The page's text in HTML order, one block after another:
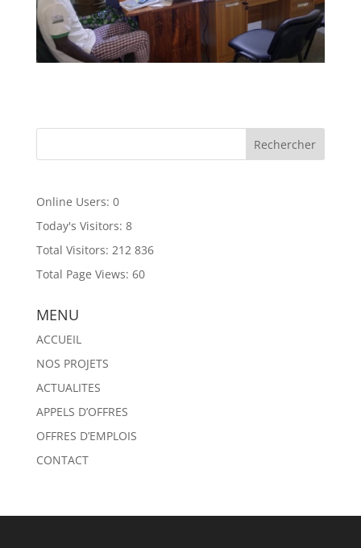
Online Users: 0
Today's Visitors: 8
Total Visitors: 212 836
Total Page Views: 60
MENU
ACCUEIL
NOS PROJETS
ACTUALITES
APPELS D’OFFRES
OFFRES D’EMPLOIS
CONTACT